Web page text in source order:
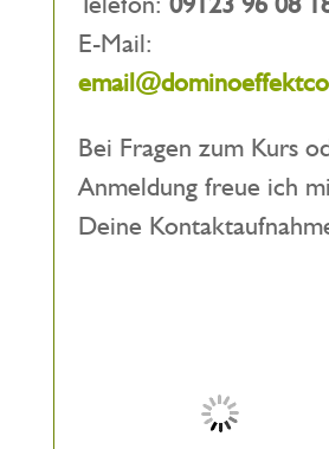
E-Mail:
Bei Fragen zum Kurs
Anmeldung freue ich
Deine